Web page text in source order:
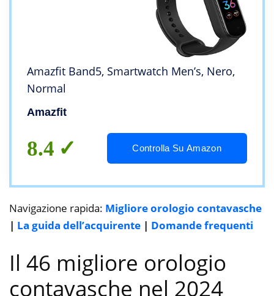
Amazfit Band5, Smartwatch Men’s, Nero,
Normal
Amazfit
8.4 Controlla Su Amazon
Navigazione rapida: Migliore orologio contavasche
| La guida dell’acquirente | Domande frequenti
Il 46 migliore orologio
contavasche nel 2024